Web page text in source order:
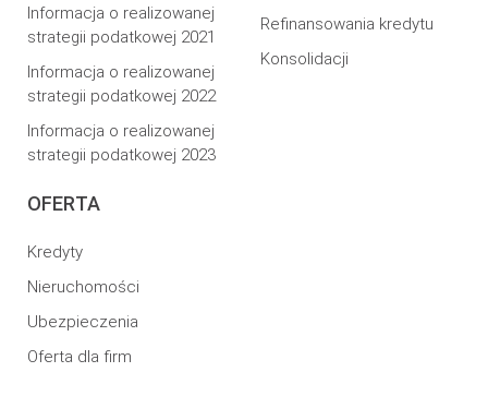
Informacja o realizowanej
strategii podatkowej 2021
Informacja o realizowanej
strategii podatkowej 2022
Informacja o realizowanej
strategii podatkowej 2023
OFERTA
Kredyty
Nieruchomości
Ubezpieczenia
Oferta dla firm
Refinansowania kredytu
Konsolidacji